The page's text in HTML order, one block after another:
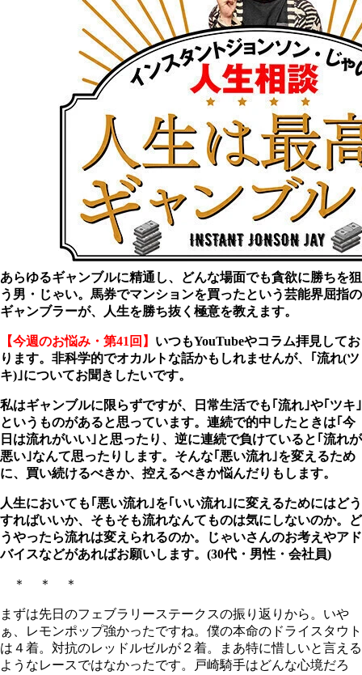
あらゆるギャンブルに精通し、どんな場面でも貪欲に勝ちを狙
う男・じゃい。馬券でマンションを買ったという芸能界屈指の
ギャンブラーが、人生を勝ち抜く極意を教えます。
【今週のお悩み・第41回】 いつもYouTubeやコラム拝見してお
ります。非科学的でオカルトな話かもしれませんが、｢流れ(ツ
キ)｣についてお聞きしたいです。
私はギャンブルに限らずですが、日常生活でも｢流れ｣や｢ツキ｣
というものがあると思っています。連続で的中したときは｢今
日は流れがいい｣と思ったり、逆に連続で負けていると｢流れが
悪い｣なんて思ったりします。そんな｢悪い流れ｣を変えるため
に、買い続けるべきか、控えるべきか悩んだりもします。
人生においても｢悪い流れ｣を｢いい流れ｣に変えるためにはどう
すればいいか、そもそも流れなんてものは気にしないのか。ど
うやったら流れは変えられるのか。じゃいさんのお考えやアド
バイスなどがあればお願いします。(30代・男性・会社員)
＊ ＊ ＊
まずは先日のフェブラリーステークスの振り返りから。いや
ぁ、レモンポップ強かったですね。僕の本命のドライスタウト
は４着。対抗のレッドルゼルが２着。まあ特に惜しいと言える
ようなレースではなかったです。戸崎騎手はどんな心境だろ